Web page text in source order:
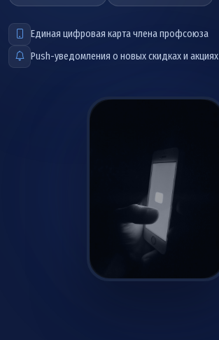
Единая цифровая карта члена профсоюза
Push-уведомления о новых скидках и акциях